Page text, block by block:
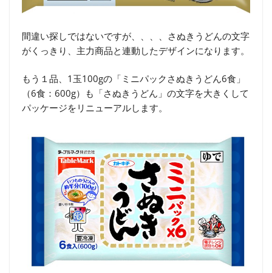
間違い探しではないですが、、、、さぬきうどんの文字
がくっきり、主力商品と連動したデザインになります。
もう１品、1玉100gの「ミニパックさぬきうどん6食」
（6食：600g）も「さぬきうどん」の文字を大きくして
パッケージをリニューアルします。